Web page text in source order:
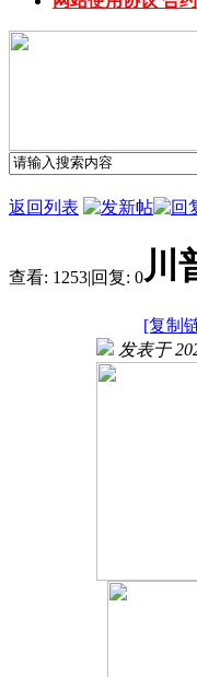
返回列表
查看: 1253|回复: 0川
[复制
发表于